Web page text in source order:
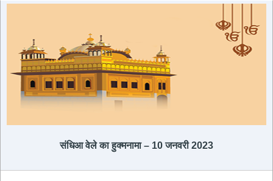
संधिआ वेले का हुक्मनामा – 10 जनवरी 2023